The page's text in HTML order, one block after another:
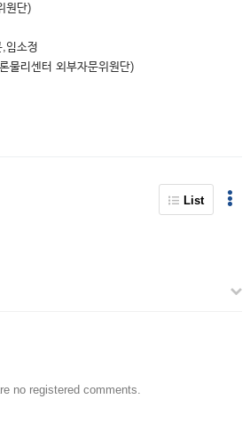
원단)
임소정
물리센터 외부자문위원단)
List
no registered comments.